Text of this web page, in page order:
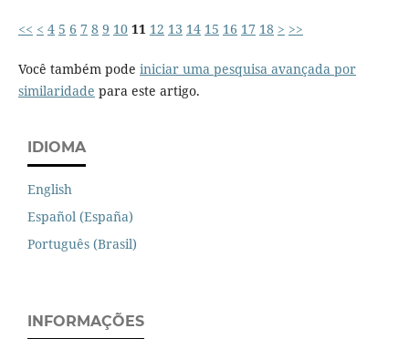
<< < 4 5 6 7 8 9 10 11 12 13 14 15 16 17 18 > >>
Você também pode iniciar uma pesquisa avançada por
similaridade para este artigo.
IDIOMA
English
Español (España)
Português (Brasil)
INFORMAÇÕES